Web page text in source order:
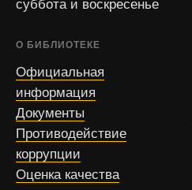
суббота и воскресенье
О БИБЛИОТЕКЕ
Официальная
информация
Документы
Противодействие
коррупции
Оценка качества